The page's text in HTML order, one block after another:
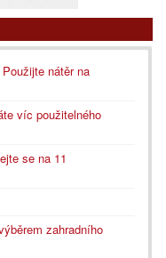
nátěr na
víc použitelného
se na 11
zahradního